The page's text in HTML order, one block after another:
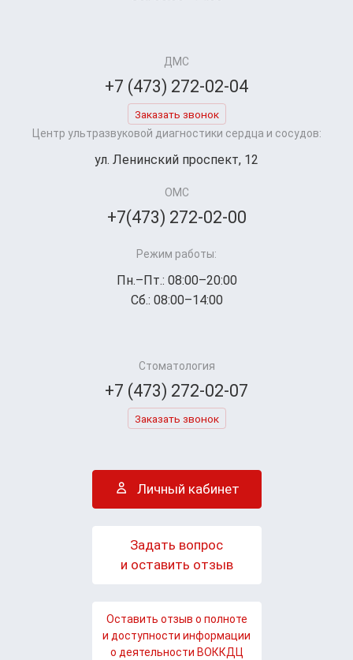
ДМС
+7 (473) 272-02-04
Заказать звонок
Центр ультразвуковой диагностики сердца и сосудов:
ул. Ленинский проспект, 12
ОМС
+7(473) 272-02-00
Режим работы:
Пн.–Пт.: 08:00–20:00
Сб.: 08:00–14:00
Стоматология
+7 (473) 272-02-07
Заказать звонок
Личный кабинет
Задать вопрос
и оставить отзыв
Оставить отзыв о полноте
и доступности информации
о деятельности ВОККДЦ